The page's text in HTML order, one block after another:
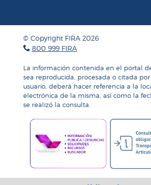
© Copyright FIRA 2026
800 999 FIRA
La información contenida en el portal
sea reproducida, procesada o citada
usuario, deberá hacer referencia a la
electrónica de la misma, así como la
se realizó la consulta.